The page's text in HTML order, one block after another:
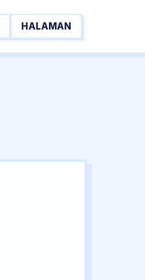
HALAMAN